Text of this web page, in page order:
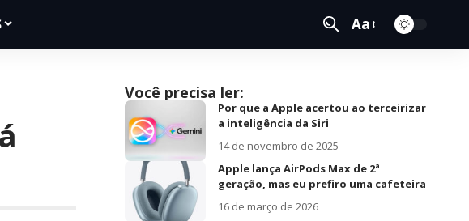
Aa
Você precisa ler:
Por que a Apple acertou ao terceirizar
a inteligência da Siri
14 de novembro de 2025
Apple lança AirPods Max de 2ª
geração, mas eu prefiro uma cafeteira
16 de março de 2026